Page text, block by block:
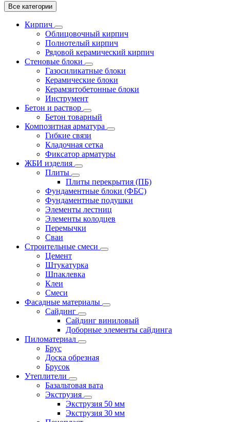
Все категории
Кирпич
Облицовочный кирпич
Полнотелый кирпич
Рядовой керамический кирпич
Стеновые блоки
Газосиликатные блоки
Керамические блоки
Керамзитобетонные блоки
Инструмент
Бетон и раствор
Бетон товарный
Композитная арматура
Гибкие связи
Кладочная сетка
Фиксатор арматуры
ЖБИ изделия
Плиты
Плиты перекрытия (ПБ)
Фундаментные блоки (ФБС)
Фундаментные подушки
Элементы лестниц
Элементы колодцев
Перемычки
Сваи
Строительные смеси
Цемент
Штукатурка
Шпаклевка
Клеи
Смеси
Фасадные материалы
Сайдинг
Сайдинг виниловый
Доборные элементы сайдинга
Пиломатериал
Брус
Доска обрезная
Брусок
Утеплители
Базальтовая вата
Экструзия
Экструзия 50 мм
Экструзия 30 мм